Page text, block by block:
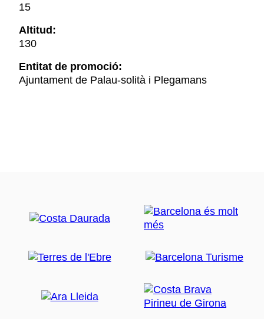
15
Altitud:
130
Entitat de promoció:
Ajuntament de Palau-solità i Plegamans